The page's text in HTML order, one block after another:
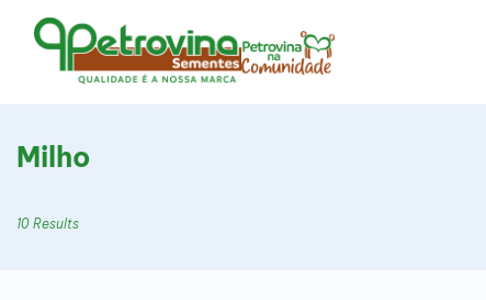
Milho
10 Results